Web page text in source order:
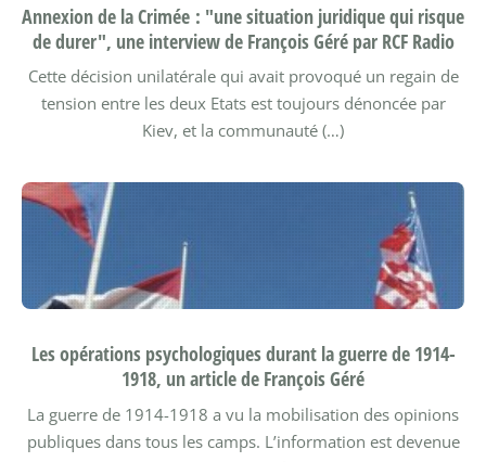
Annexion de la Crimée : "une situation juridique qui risque
de durer", une interview de François Géré par RCF Radio
Cette décision unilatérale qui avait provoqué un regain de
tension entre les deux Etats est toujours dénoncée par
Kiev, et la communauté (…)
Les opérations psychologiques durant la guerre de 1914-
1918, un article de François Géré
La guerre de 1914-1918 a vu la mobilisation des opinions
publiques dans tous les camps. L’information est devenue